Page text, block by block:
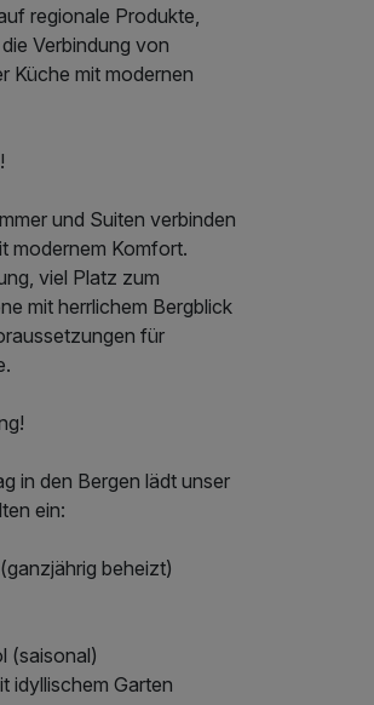
regionale Produkte,
Verbindung von
Küche mit modernen
und Suiten verbinden
modernem Komfort.
viel Platz zum
mit herrlichem Bergblick
für
in den Bergen lädt unser
ein:
beheizt)
(saisonal)
idyllischem Garten